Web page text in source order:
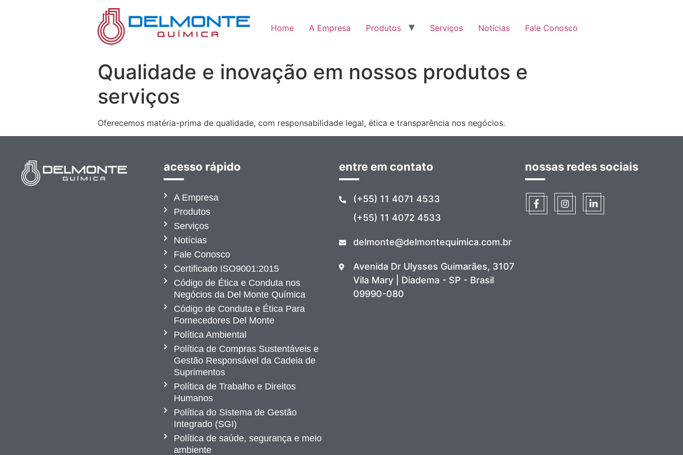
Home A Empresa Produtos Serviços Notícias Fale Conosco
Qualidade e inovação em nossos produtos e
serviços
Oferecemos matéria-prima de qualidade, com responsabilidade legal, ética e transparência nos negócios.
acesso rápido
A Empresa
Produtos
Serviços
Notícias
Fale Conosco
Certificado ISO9001:2015
Código de Ética e Conduta nos
Negócios da Del Monte Química
Código de Conduta e Ética Para
Fornecedores Del Monte
Política Ambiental
Política de Compras Sustentáveis e
Gestão Responsável da Cadeia de
Suprimentos
Política de Trabalho e Direitos
Humanos
Política do Sistema de Gestão
Integrado (SGI)
Política de saúde, segurança e meio
ambiente
entre em contato
(+55) 11 4071 4533
(+55) 11 4072 4533
delmonte@delmontequimica.com.br
Avenida Dr Ulysses Guimarães, 3107
Vila Mary | Diadema - SP - Brasil
09990-080
nossas redes sociais